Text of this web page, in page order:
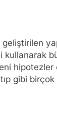
kullanarak
gibi